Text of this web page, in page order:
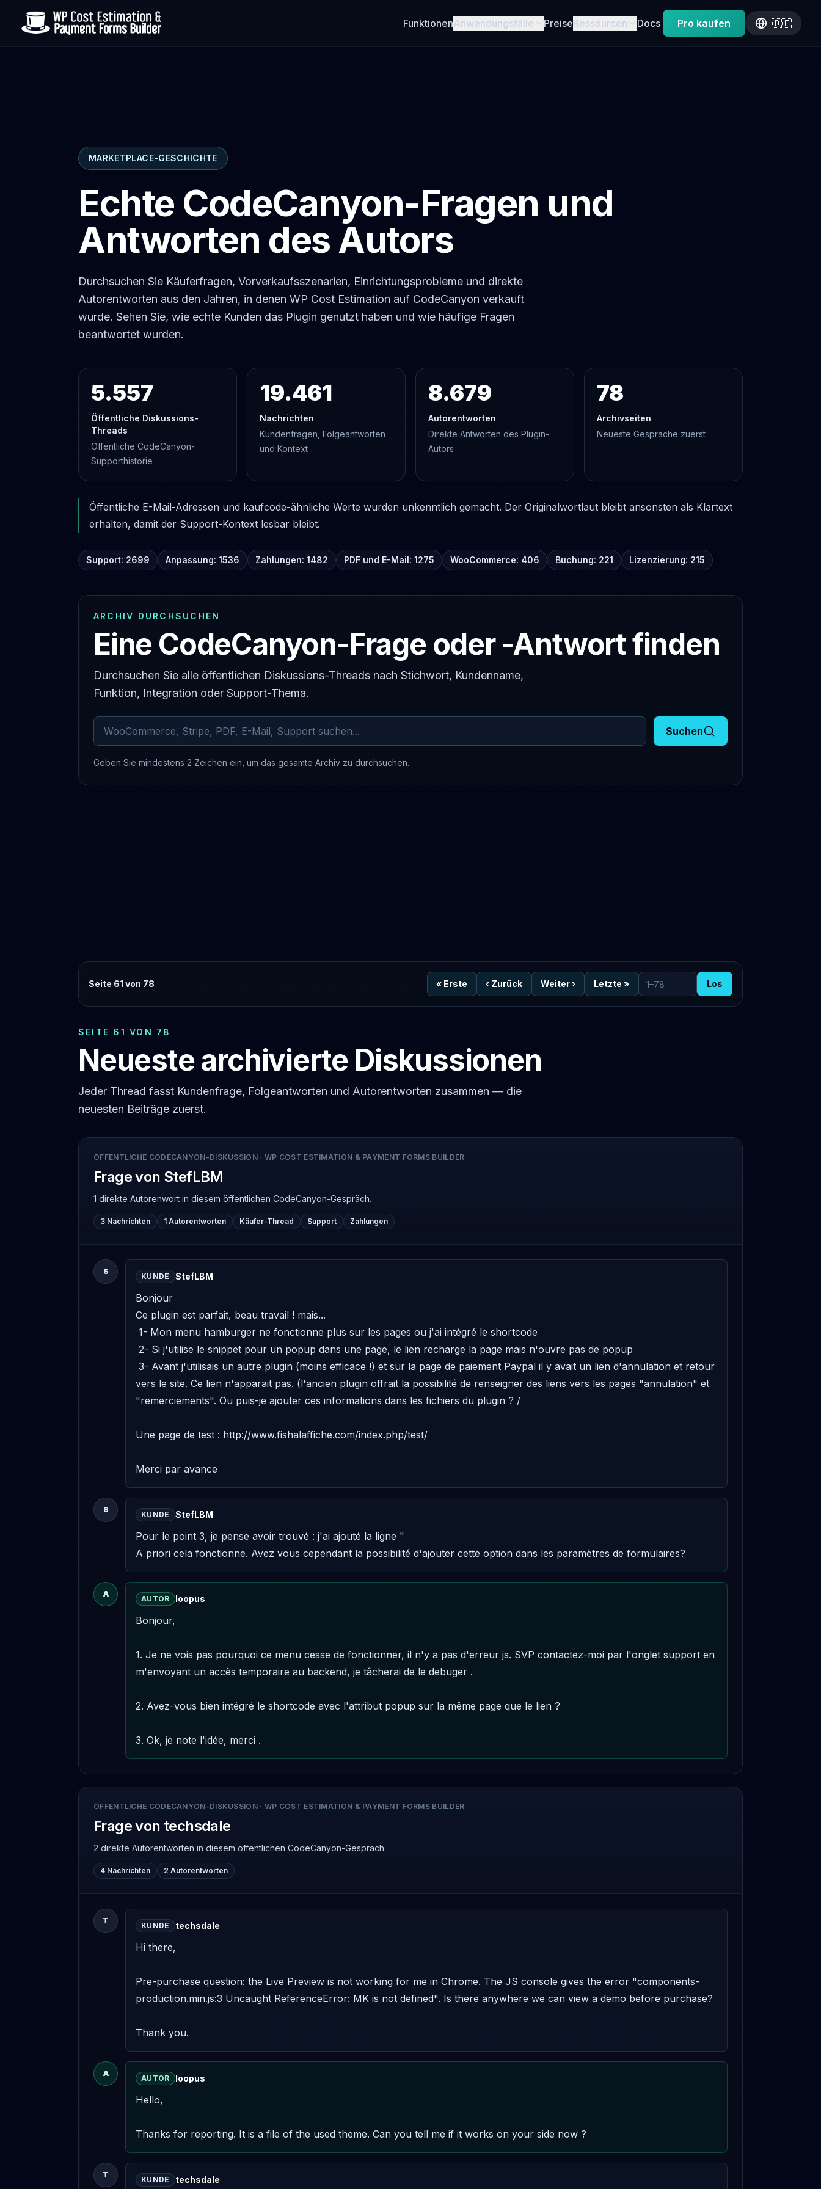
FunktionenAnwendungsfälle PreiseRessourcen Docs Pro kaufen 🇩🇪
MARKETPLACE-GESCHICHTE
Echte CodeCanyon-Fragen und
Antworten des Autors
Durchsuchen Sie Käuferfragen, Vorverkaufsszenarien, Einrichtungsprobleme und direkte
Autorentworten aus den Jahren, in denen WP Cost Estimation auf CodeCanyon verkauft
wurde. Sehen Sie, wie echte Kunden das Plugin genutzt haben und wie häufige Fragen
beantwortet wurden.
5.557
Öffentliche Diskussions-
Threads
Öffentliche CodeCanyon-
Supporthistorie
19.461
Nachrichten
Kundenfragen, Folgeantworten
und Kontext
8.679
Autorentworten
Direkte Antworten des Plugin-
Autors
78
Archivseiten
Neueste Gespräche zuerst
Öffentliche E-Mail-Adressen und kaufcode-ähnliche Werte wurden unkenntlich gemacht. Der Originalwortlaut bleibt ansonsten als Klartext
erhalten, damit der Support-Kontext lesbar bleibt.
Support: 2699 Anpassung: 1536 Zahlungen: 1482 PDF und E-Mail: 1275 WooCommerce: 406 Buchung: 221 Lizenzierung: 215
ARCHIV DURCHSUCHEN
Eine CodeCanyon-Frage oder -Antwort finden
Durchsuchen Sie alle öffentlichen Diskussions-Threads nach Stichwort, Kundenname,
Funktion, Integration oder Support-Thema.
Archivierte Kommentare durchsuchen
Suchen
Geben Sie mindestens 2 Zeichen ein, um das gesamte Archiv zu durchsuchen.
Seite 61 von 78 « Erste ‹ Zurück Weiter› Letzte »
Zur Seite
Los
SEITE 61 VON 78
Neueste archivierte Diskussionen
Jeder Thread fasst Kundenfrage, Folgeantworten und Autorentworten zusammen — die
neuesten Beiträge zuerst.
ÖFFENTLICHE CODECANYON-DISKUSSION· WP COST ESTIMATION & PAYMENT FORMS BUILDER
Frage von StefLBM
1 direkte Autorenwort in diesem öffentlichen CodeCanyon-Gespräch.
3 Nachrichten 1 Autorentworten Käufer-Thread Support Zahlungen
S
KUNDE StefLBM
Bonjour
Ce plugin est parfait, beau travail ! mais...
vers le site. Ce lien n'apparait pas. (l'ancien plugin offrait la possibilité de renseigner des liens vers les pages "annulation" et
"remerciements". Ou puis-je ajouter ces informations dans les fichiers du plugin ? /
Une page de test : http://www.fishalaffiche.com/index.php/test/
Merci par avance
S
KUNDE StefLBM
Pour le point 3, je pense avoir trouvé : j'ai ajouté la ligne "
A priori cela fonctionne. Avez vous cependant la possibilité d'ajouter cette option dans les paramètres de formulaires?
A
AUTOR loopus
Bonjour,
1. Je ne vois pas pourquoi ce menu cesse de fonctionner, il n'y a pas d'erreur js. SVP contactez-moi par l'onglet support en
m'envoyant un accès temporaire au backend, je tâcherai de le debuger .
2. Avez-vous bien intégré le shortcode avec l'attribut popup sur la même page que le lien ?
3. Ok, je note l'idée, merci .
ÖFFENTLICHE CODECANYON-DISKUSSION· WP COST ESTIMATION & PAYMENT FORMS BUILDER
Frage von techsdale
2 direkte Autorentworten in diesem öffentlichen CodeCanyon-Gespräch.
4 Nachrichten 2 Autorentworten
T
KUNDE techsdale
Hi there,
Pre-purchase question: the Live Preview is not working for me in Chrome. The JS console gives the error "components-
production.min.js:3 Uncaught ReferenceError: MK is not defined". Is there anywhere we can view a demo before purchase?
Thank you.
A
AUTOR loopus
Hello,
Thanks for reporting. It is a file of the used theme. Can you tell me if it works on your side now ?
T
KUNDE techsdale